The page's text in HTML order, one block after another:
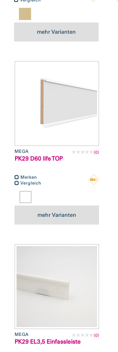
mehr Varianten
MEGA (0)
PK29 D60 life TOP
Merken
Vergleich
mehr Varianten
MEGA (0)
PK29 EL3,5 Einfassleiste